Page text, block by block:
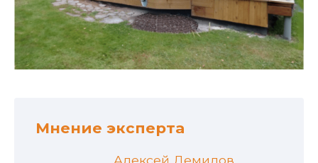
Мнение эксперта
Алексей Демидов